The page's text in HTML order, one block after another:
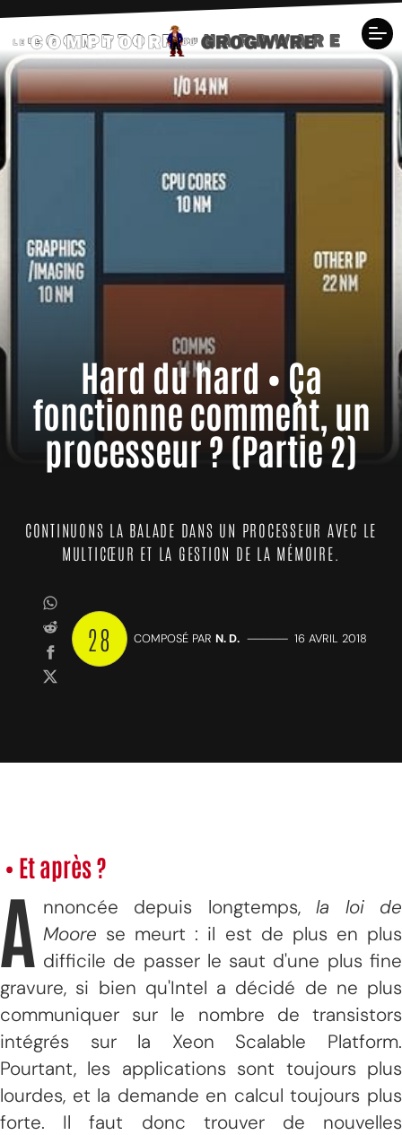
Hard du hard • Ça
fonctionne comment, un
processeur ? (Partie 2)
CONTINUONS LA BALADE DANS UN PROCESSEUR AVEC LE
MULTICŒUR ET LA GESTION DE LA MÉMOIRE.
28 COMPOSÉ PAR N. D. ————— 16 AVRIL 2018
• Et après ?
A nnoncée depuis longtemps,la loi de
Moore se meurt : il est de plus en plus
difficile de passer le saut d'une plus fine
gravure, si bien qu'Intel a décidé de ne plus
communiquer sur le nombre de transistors
intégrés sur la Xeon Scalable Platform.
Pourtant, les applications sont toujours plus
lourdes, et la demande en calcul toujours plus
forte. Il faut donc trouver de nouvelles